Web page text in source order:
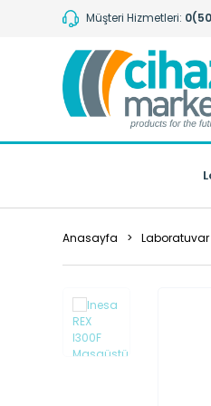
Müşteri Hizmetleri:
Anasayfa Laboratuvar